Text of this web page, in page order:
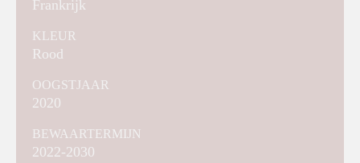
Frankrijk
KLEUR
Rood
OOGSTJAAR
2020
BEWAARTERMIJN
2022-2030